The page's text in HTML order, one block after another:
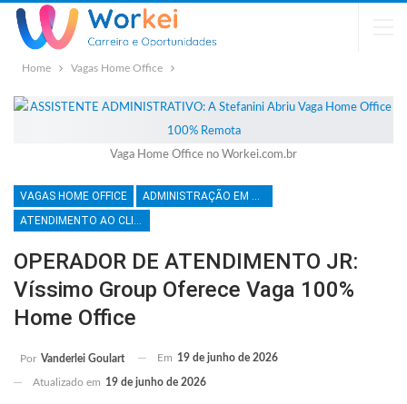
Home Vagas Home Office
Vaga Home Office no Workei.com.br
VAGAS HOME OFFICE
ADMINISTRAÇÃO EM GERAL
ATENDIMENTO AO CLIENTE
OPERADOR DE ATENDIMENTO JR:
Víssimo Group Oferece Vaga 100%
Home Office
Por Vanderlei Goulart Em 19 de junho de 2026
Atualizado em 19 de junho de 2026